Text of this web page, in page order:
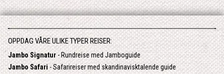
OPPDAG VÅRE ULIKE TYPER REISER:
Jambo Signatur- Rundreise med Jamboguide
Jambo Safari- Safarireiser med skandinavisktalende guide